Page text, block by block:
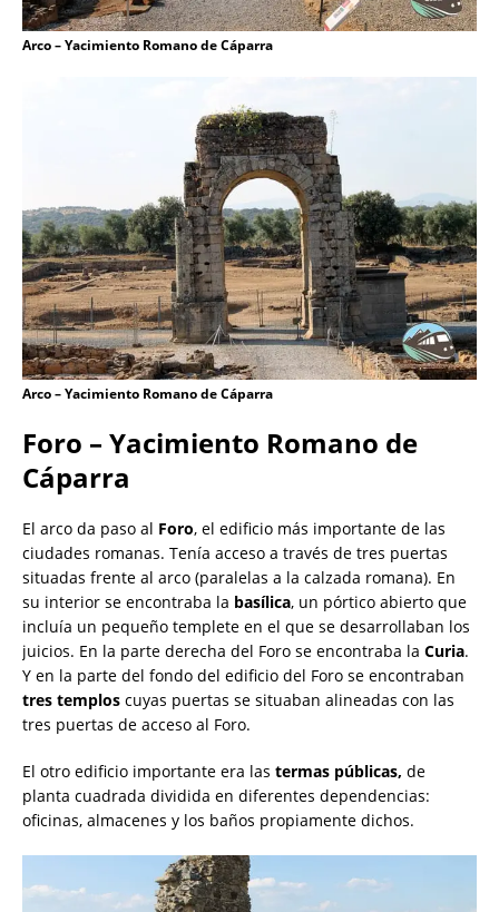
Arco – Yacimiento Romano de Cáparra
Arco – Yacimiento Romano de Cáparra
Foro – Yacimiento Romano de
Cáparra
El arco da paso al Foro, el edificio más importante de las
ciudades romanas. Tenía acceso a través de tres puertas
situadas frente al arco (paralelas a la calzada romana). En
su interior se encontraba la basílica, un pórtico abierto que
incluía un pequeño templete en el que se desarrollaban los
juicios. En la parte derecha del Foro se encontraba la Curia.
Y en la parte del fondo del edificio del Foro se encontraban
tres templos cuyas puertas se situaban alineadas con las
tres puertas de acceso al Foro.
El otro edificio importante era las termas públicas, de
planta cuadrada dividida en diferentes dependencias:
oficinas, almacenes y los baños propiamente dichos.